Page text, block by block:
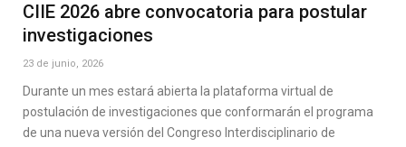
CIIE 2026 abre convocatoria para postular
investigaciones
23 de junio, 2026
Durante un mes estará abierta la plataforma virtual de
postulación de investigaciones que conformarán el programa
de una nueva versión del Congreso Interdisciplinario de